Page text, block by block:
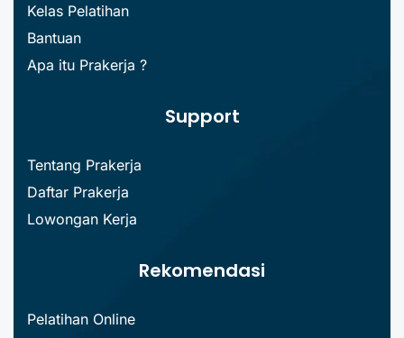
Kelas Pelatihan
Bantuan
Apa itu Prakerja ?
Support
Tentang Prakerja
Daftar Prakerja
Lowongan Kerja
Rekomendasi
Pelatihan Online